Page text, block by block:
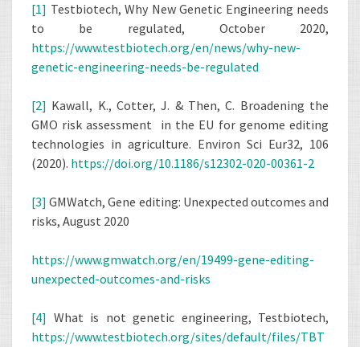
[1] Testbiotech, Why New Genetic Engineering needs
to be regulated, October 2020,
https://www.testbiotech.org/en/news/why-new-
genetic-engineering-needs-be-regulated
[2] Kawall, K., Cotter, J. & Then, C. Broadening the
GMO risk assessment in the EU for genome editing
technologies in agriculture. Environ Sci Eur32, 106
(2020). https://doi.org/10.1186/s12302-020-00361-2
[3] GMWatch, Gene editing: Unexpected outcomes and
risks, August 2020
https://www.gmwatch.org/en/19499-gene-editing-
unexpected-outcomes-and-risks
[4] What is not genetic engineering, Testbiotech,
https://www.testbiotech.org/sites/default/files/TBT